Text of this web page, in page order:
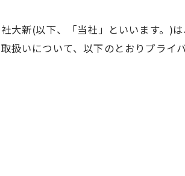
大新(以下、「当社」といいます。)
扱いについて、以下のとおりプライ